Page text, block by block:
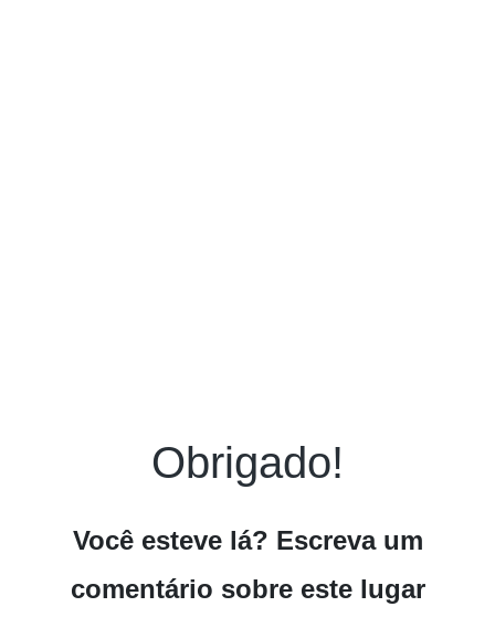
Obrigado!
Você esteve lá? Escreva um
comentário sobre este lugar